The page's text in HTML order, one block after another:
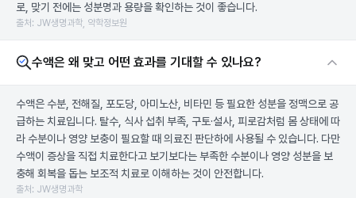
로, 맞기 전에는 성분명과 용량을 확인하는 것이 좋습니다.
출처: JW생명과학, 약학정보원
수액은 왜 맞고 어떤 효과를 기대할 수 있나요?
수액은 수분, 전해질, 포도당, 아미노산, 비타민 등 필요한 성분을 정맥으로 공
급하는 치료입니다. 탈수, 식사 섭취 부족, 구토·설사, 피로감처럼 몸 상태에 따
라 수분이나 영양 보충이 필요할 때 의료진 판단하에 사용될 수 있습니다. 다만
수액이 증상을 직접 치료한다고 보기보다는 부족한 수분이나 영양 성분을 보
충해 회복을 돕는 보조적 치료로 이해하는 것이 안전합니다.
출처: JW생명과학